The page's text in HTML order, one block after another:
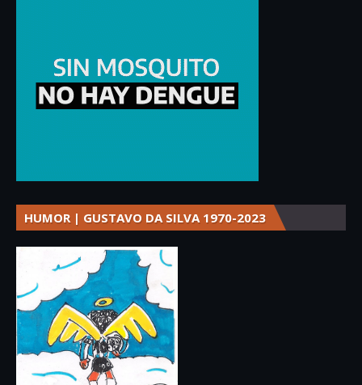
HUMOR | GUSTAVO DA SILVA 1970-2023